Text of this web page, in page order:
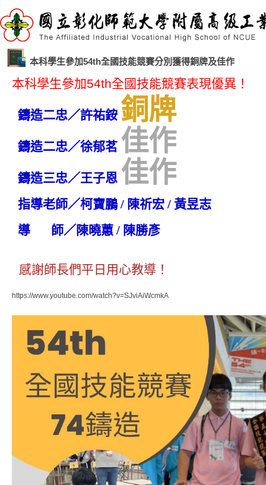
本科學生參加54th全國技能競賽分別獲得銅牌及佳作
本科學生參加54th全國技能競賽表現優異 ！
鑄造二忠／許祐銨 銅牌
鑄造二忠／徐郁茗 佳作
鑄造三忠／王子恩 佳作
指導老師／柯寶鵬 / 陳祈宏 / 黃昱志
導 師／陳曉蕙 / 陳勝彥
感謝師長們平日用心教導 ！
https://www.youtube.com/watch?v=SJviAiWcmkA